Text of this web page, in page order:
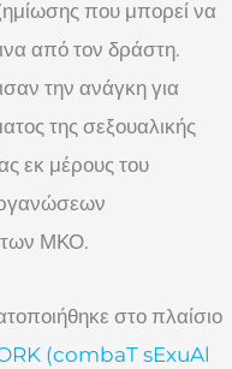
που μπορεί να
από τον δράστη.
την ανάγκη για
της σεξουαλικής
εκ μέρους του
των ΜΚΟ.
στο πλαίσιο
(combaT sExuAl